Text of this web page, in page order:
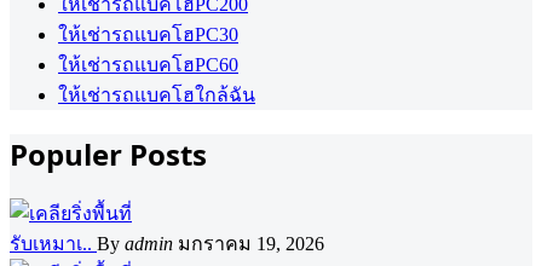
ให้เช่ารถแบคโฮPC30
ให้เช่ารถแบคโฮPC60
ให้เช่ารถแบคโฮใกล้ฉัน
Populer Posts
รับเหมาเ.. By admin มกราคม 19, 2026